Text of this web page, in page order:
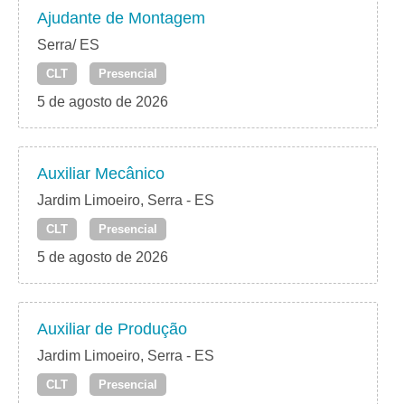
Ajudante de Montagem
Serra/ ES
CLT Presencial
5 de agosto de 2026
Auxiliar Mecânico
Jardim Limoeiro, Serra - ES
CLT Presencial
5 de agosto de 2026
Auxiliar de Produção
Jardim Limoeiro, Serra - ES
CLT Presencial